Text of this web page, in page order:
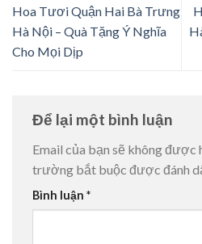
Hoa Tươi Quận Hai Bà Trưng
Hà Nội – Quà Tặng Ý Nghĩa
Cho Mọi Dịp
Để lại một bình luận
Email của bạn sẽ không được
trường bắt buộc được đánh
Bình luận *